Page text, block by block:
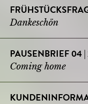
Dankeschön
PAUSENBRIEF 04
Coming home